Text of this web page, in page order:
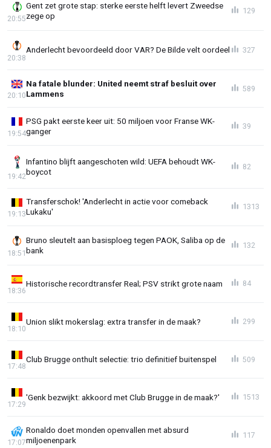
Gent zet grote stap: sterke eerste helft levert Zweedse
zege op
20:55
129
Anderlecht bevoordeeld door VAR? De Bilde velt oordeel
20:38
327
Na fatale blunder: United neemt straf besluit over
Lammens
20:10
589
PSG pakt eerste keer uit: 50 miljoen voor Franse WK-
ganger
19:54
39
Infantino blijft aangeschoten wild: UEFA behoudt WK-
boycot
19:42
82
Transferschok! 'Anderlecht in actie voor comeback
Lukaku'
19:13
1313
Bruno sleutelt aan basisploeg tegen PAOK, Saliba op de
bank
18:51
132
Historische recordtransfer Real; PSV strikt grote naam
18:36
84
Union slikt mokerslag: extra transfer in de maak?
18:10
299
Club Brugge onthult selectie: trio definitief buitenspel
17:48
509
'Genk bezwijkt: akkoord met Club Brugge in de maak?'
17:29
1513
Ronaldo doet monden openvallen met absurd
miljoenenpark
17:07
117